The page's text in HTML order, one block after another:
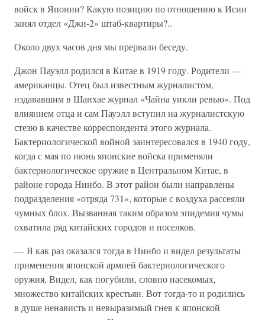
войск в Японии? Какую позицию по отношению к Исии
занял отдел «Джи-2» штаб-квартиры?..
Около двух часов дня мы прервали беседу.
Джон Пауэлл родился в Китае в 1919 году. Родители —
американцы. Отец был известным журналистом,
издававшим в Шанхае журнал «Чайна уикли ревью». Под
влиянием отца и сам Пауэлл вступил на журналистскую
стезю в качестве корреспондента этого журнала.
Бактериологической войной заинтересовался в 1940 году,
когда с мая по июнь японские войска применяли
бактериологическое оружие в Центральном Китае, в
районе города Нинбо. В этот район были направлены
подразделения «отряда 731», которые с воздуха рассеяли
чумных блох. Вызванная таким образом эпидемия чумы
охватила ряд китайских городов и поселков.
— Я как раз оказался тогда в Нинбо и видел результаты
применения японской армией бактериологического
оружия, Видел, как погубили, словно насекомых,
множество китайских крестьян. Вот тогда-то и родились
в душе ненависть и невыразимый гнев к японской